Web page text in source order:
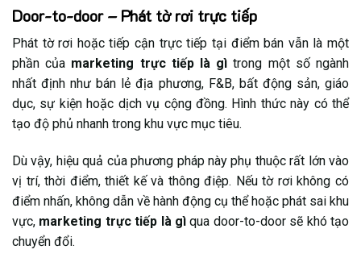
Door-to-door – Phát tờ rơi trực tiếp
Phát tờ rơi hoặc tiếp cận trực tiếp tại điểm bán vẫn là một
phần của marketing trực tiếp là gì trong một số ngành
nhất định như bán lẻ địa phương, F&B, bất động sản, giáo
dục, sự kiện hoặc dịch vụ cộng đồng. Hình thức này có thể
tạo độ phủ nhanh trong khu vực mục tiêu.
Dù vậy, hiệu quả của phương pháp này phụ thuộc rất lớn vào
vị trí, thời điểm, thiết kế và thông điệp. Nếu tờ rơi không có
điểm nhấn, không dẫn về hành động cụ thể hoặc phát sai khu
vực, marketing trực tiếp là gì qua door-to-door sẽ khó tạo
chuyển đổi.